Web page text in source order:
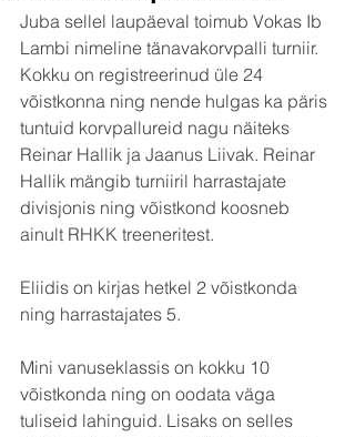
Juba sellel laupäeval toimub Vokas Ib
Lambi nimeline tänavakorvpalli turniir.
Kokku on registreerinud üle 24
võistkonna ning nende hulgas ka päris
tuntuid korvpallureid nagu näiteks
Reinar Hallik ja Jaanus Liivak. Reinar
Hallik mängib turniiril harrastajate
divisjonis ning võistkond koosneb
ainult RHKK treeneritest.
Eliidis on kirjas hetkel 2 võistkonda
ning harrastajates 5.
Mini vanuseklassis on kokku 10
võistkonda ning on oodata väga
tuliseid lahinguid. Lisaks on selles